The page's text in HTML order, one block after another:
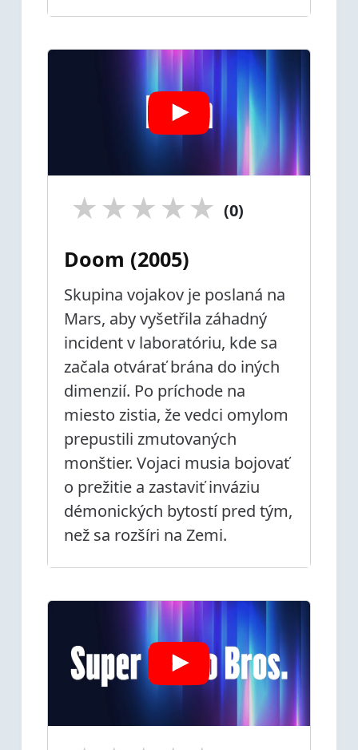
★
★
★
★
★ (0)
Doom (2005)
Skupina vojakov je poslaná na
Mars, aby vyšetřila záhadný
incident v laboratóriu, kde sa
začala otvárať brána do iných
dimenzií. Po príchode na
miesto zistia, že vedci omylom
prepustili zmutovaných
monštier. Vojaci musia bojovať
o prežitie a zastaviť inváziu
démonických bytostí pred tým,
než sa rozšíri na Zemi.